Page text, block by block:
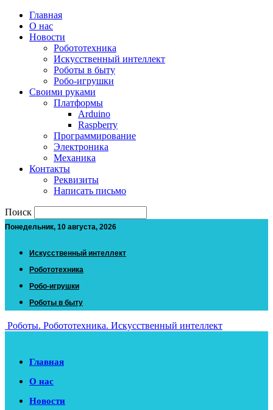
Главная
О нас
Новости
Робототехника
Искусственный интеллект
Роботы в быту
Робо-игрушки
Своими руками
Платформы
Arduino
Raspberry
Программирование
Электроника
Механика
Контакты
Реквизиты
Написать письмо
Поиск
Понедельник, 10 августа, 2026
Искусственный интеллект
Робототехника
Робо-игрушки
Роботы в быту
Роботы. Робототехника. Искусственный интеллект
Главная
О нас
Новости